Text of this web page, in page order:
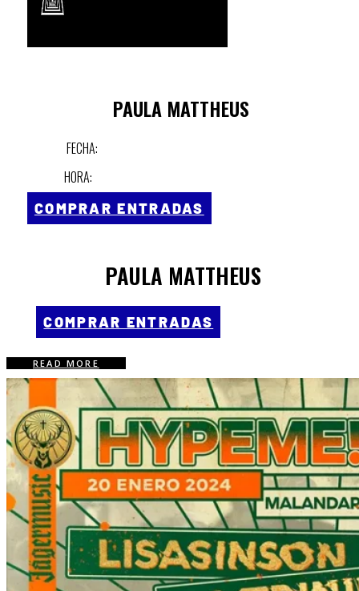
PAULA MATTHEUS
FECHA:
HORA:
COMPRAR ENTRADAS
PAULA MATTHEUS
COMPRAR ENTRADAS
READ MORE